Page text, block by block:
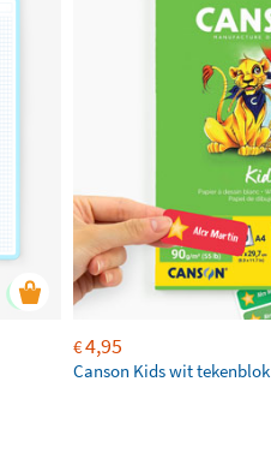
€4,95
Canson Kids wit tekenblok